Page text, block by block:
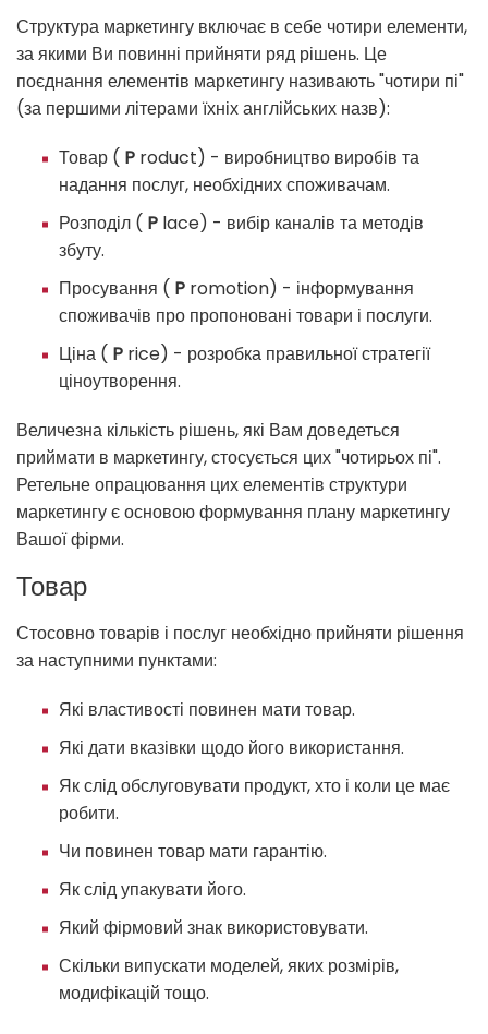
Структура маркетингу включає в себе чотири елементи,
за якими Ви повинні прийняти ряд рішень. Це
поєднання елементів маркетингу називають "чотири пі"
(за першими літерами їхніх англійських назв):
Товар ( P roduct) - виробництво виробів та
надання послуг, необхідних споживачам.
Розподіл ( P lace) - вибір каналів та методів
збуту.
Просування ( P romotion) - інформування
споживачів про пропоновані товари і послуги.
Ціна ( P rice) - розробка правильної стратегії
ціноутворення.
Величезна кількість рішень, які Вам доведеться
приймати в маркетингу, стосується цих "чотирьох пі".
Ретельне опрацювання цих елементів структури
маркетингу є основою формування плану маркетингу
Вашої фірми.
Товар
Стосовно товарів і послуг необхідно прийняти рішення
за наступними пунктами:
Які властивості повинен мати товар.
Які дати вказівки щодо його використання.
Як слід обслуговувати продукт, хто і коли це має
робити.
Чи повинен товар мати гарантію.
Як слід упакувати його.
Який фірмовий знак використовувати.
Скільки випускати моделей, яких розмірів,
модифікацій тощо.